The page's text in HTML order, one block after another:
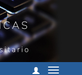
Cambiar